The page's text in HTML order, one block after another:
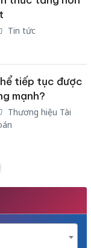
Tin tức
tiếp tục được
mạnh?
Thương hiệu Tài